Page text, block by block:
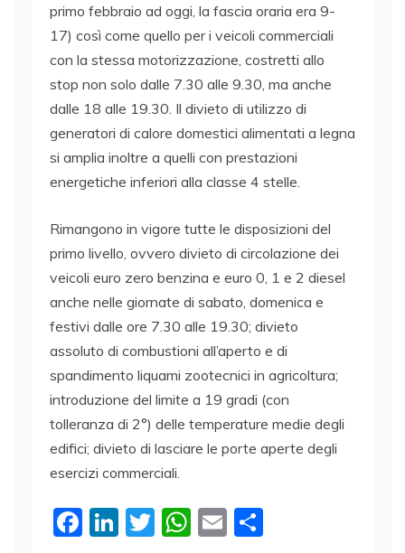
primo febbraio ad oggi, la fascia oraria era 9-
17) così come quello per i veicoli commerciali
con la stessa motorizzazione, costretti allo
stop non solo dalle 7.30 alle 9.30, ma anche
dalle 18 alle 19.30. Il divieto di utilizzo di
generatori di calore domestici alimentati a legna
si amplia inoltre a quelli con prestazioni
energetiche inferiori alla classe 4 stelle.
Rimangono in vigore tutte le disposizioni del
primo livello, ovvero divieto di circolazione dei
veicoli euro zero benzina e euro 0, 1 e 2 diesel
anche nelle giornate di sabato, domenica e
festivi dalle ore 7.30 alle 19.30; divieto
assoluto di combustioni all’aperto e di
spandimento liquami zootecnici in agricoltura;
introduzione del limite a 19 gradi (con
tolleranza di 2°) delle temperature medie degli
edifici; divieto di lasciare le porte aperte degli
esercizi commerciali.
F
Li T
W E